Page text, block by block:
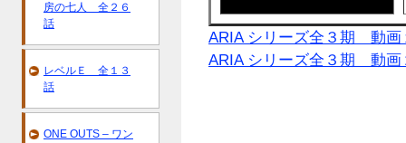
ARIA シリーズ全３期 動画
ARIA シリーズ全３期 動画
房の七人 全２６
話
レベルＥ 全１３
話
ONE OUTS – ワン